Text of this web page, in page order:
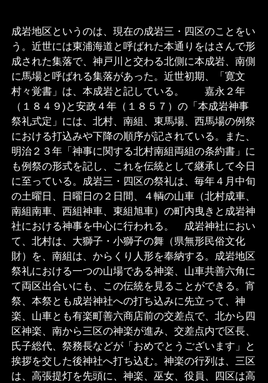
成岩地区というのは、現在の成岩三・四区のことをい
う。近世には東浦海道と呼ばれた本通りをはさんで形
成された集落で、神戸川と交わる北側に本成岩、南側
に馬場と呼ばれる集落があった。近世初期、「寛文
村々覚書」は、本成岩と記している。 嘉永２年
（１８４９)と安政４年（１８５７）の「本成岩神事
祭礼式定」には、北村、南組、東馬場、西馬場の例祭
における打込みや下降の順序が記されている。また、
明治２３年「神事に関する北村南組両組の条約書」に
も例祭の形式を記し、これを伝統として継承して今日
に至っている。成岩三・四区の祭礼は、毎年４月中旬
の土曜日、日曜日の２日間、４輌の山車（北村成車、
南組南車、西組神車、東組旭車）の町内曳きと成岩神
社における神事を中心に行われる。 成岩神社におい
て、北村は、大獅子・小獅子の舞（県無形民俗文化
財）を、南組は、からくり人形を奉納する。成岩地区
祭礼における一つの山場である神楽、山車共善六角に
て両区出合いにも、この伝統を見ることができる。宵
祭、本祭とも成岩神社への打ち込みに先立って、神
楽、山車とも有楽町善六商店前の交差点で、北から四
区神楽、南から三区の神楽が進み、交差点内で区長、
氏子総代、祭務長などが「おめでとうございます」と
挨拶を交した後神社へ打ち込む。神楽の行列は、三区
は、高張提灯を先頭に、神楽、巫女、役員、四区は高